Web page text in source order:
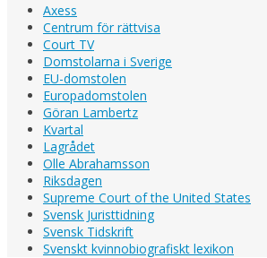
Axess
Centrum för rättvisa
Court TV
Domstolarna i Sverige
EU-domstolen
Europadomstolen
Göran Lambertz
Kvartal
Lagrådet
Olle Abrahamsson
Riksdagen
Supreme Court of the United States
Svensk Juristtidning
Svensk Tidskrift
Svenskt kvinnobiografiskt lexikon